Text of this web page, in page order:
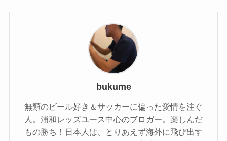
bukume
無類のビール好き＆サッカーに偏った愛情を注ぐ
人。浦和レッズユース中心のブロガー。楽しんだ
もの勝ち！日本人は、とりあえず海外に飛び出す